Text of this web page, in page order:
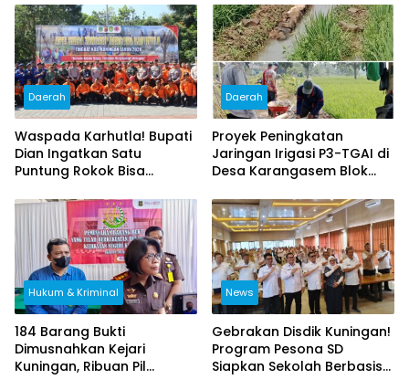
Penampungan Air Bersih
Bangunan Bekas Kober di
Pasiripis
Daerah
Waspada Karhutla! Bupati
Dian Ingatkan Satu
Puntung Rokok Bisa
Hektare Hutan
Daerah
Proyek Peningkatan
Jaringan Irigasi P3-TGAI di
Desa Karangasem Blok
Sesuai Spesifikasi dan
Dikeluhkan Petani
Hukum & Kriminal
184 Barang Bukti
Dimusnahkan Kejari
Kuningan, Ribuan Pil
News
Gebrakan Disdik Kuningan!
Program Pesona SD
Siapkan Sekolah Berbasis